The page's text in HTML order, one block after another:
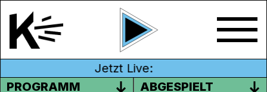
Jetzt Live:
PROGRAMM
ABGESPIELT